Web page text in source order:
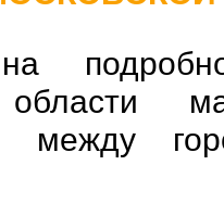
области
между